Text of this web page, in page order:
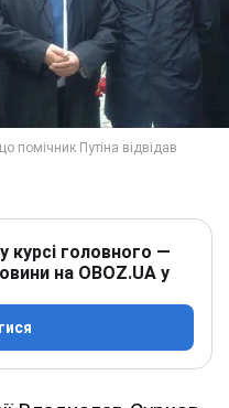
курсі головного —
на OBOZ.UA у